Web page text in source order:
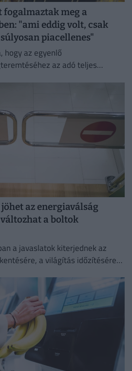
meg a
"ami eddig volt, csak
piacellenes"
hogy az egyenlő
az adó teljes
az energiaválság
a boltok
a javaslatok kiterjednek az
a világítás időzítésére